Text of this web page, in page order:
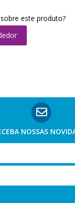
este produto?
NOSSAS